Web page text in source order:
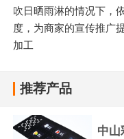
吹日晒雨淋的情况下，
度，为商家的宣传推广
加工
推荐产品
中山